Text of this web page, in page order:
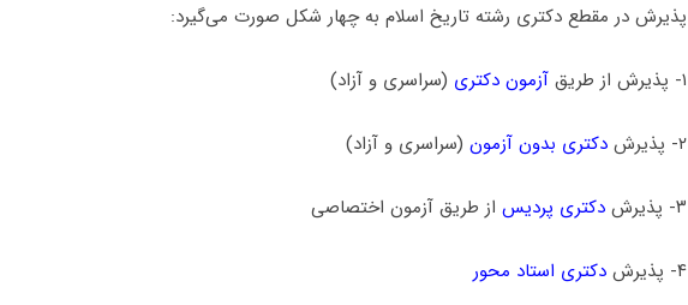
پذیرش در مقطع دکتری رشته تاریخ اسلام به چهار شکل صورت می‌گیرد:
۱- پذیرش از طریق آزمون دکتری (سراسری و آزاد)
۲- پذیرش دکتری بدون آزمون(سراسری و آزاد)
۳- پذیرش دکتری پردیساز طریق آزمون اختصاصی
۴- پذیرش دکتری استاد محور